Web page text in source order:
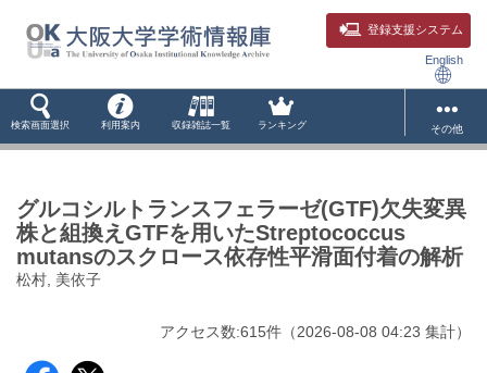
登録支援システム
English
検索画面選択 利用案内 収録雑誌一覧 ランキング その他
グルコシルトランスフェラーゼ(GTF)欠失変異
株と組換えGTFを用いたStreptococcus
mutansのスクロース依存性平滑面付着の解析
松村, 美依子
アクセス数:615件 （2026-08-08 04:23 集計）